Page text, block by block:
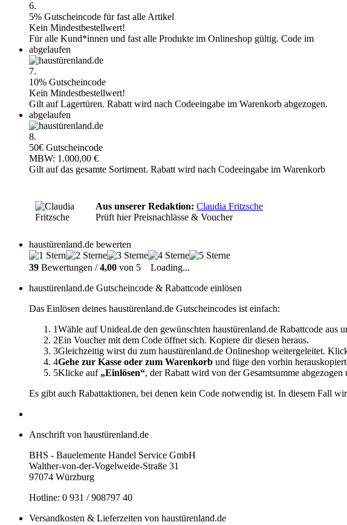
6.
5% Gutscheincode für fast alle Artikel
Kein Mindestbestellwert!
Für alle Kund*innen und fast alle Produkte im Onlineshop gültig. Code im
abgelaufen
7.
10% Gutscheincode
Kein Mindestbestellwert!
Gilt auf Lagertüren. Rabatt wird nach Codeeingabe im Warenkorb abgezogen.
abgelaufen
8.
50€ Gutscheincode
MBW: 1.000,00 €
Gilt auf das gesamte Sortiment. Rabatt wird nach Codeeingabe im Warenkorb
Aus unserer Redaktion: Claudia Fritzsche
Prüft hier Preisnachlässe & Voucher
haustürenland.de bewerten
39 Bewertungen /4,00 von 5
Loading...
haustürenland.de Gutscheincode & Rabattcode einlösen
Das Einlösen deines haustürenland.de Gutscheincodes ist einfach:
1Wähle auf Unideal.de den gewünschten haustürenland.de Rabattcode aus
2Ein Voucher mit dem Code öffnet sich. Kopiere dir diesen heraus.
3Gleichzeitig wirst du zum haustürenland.de Onlineshop weitergeleitet.
4Gehe zur Kasse oder zum Warenkorb und füge den vorhin
5Klicke auf „Einlösen“, der Rabatt wird von der Gesamtsumme
Es gibt auch Rabattaktionen, bei denen kein Code notwendig ist. In diesem Fall
Anschrift von haustürenland.de
BHS - Bauelemente Handel Service GmbH
Walther-von-der-Vogelweide-Straße 31
97074 Würzburg
Hotline: 0 931 / 908797 40
Versandkosten & Lieferzeiten von haustürenland.de